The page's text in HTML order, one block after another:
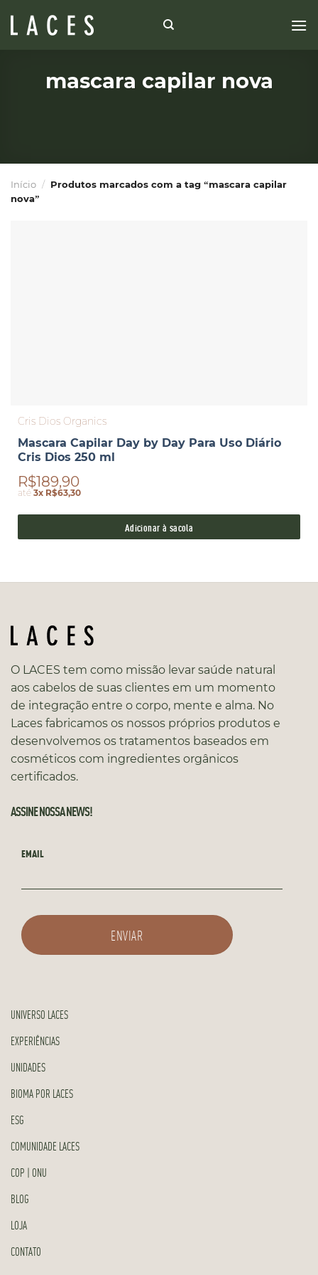
mascara capilar nova
Início /
Produtos marcados com a tag “mascara capilar
nova”
Cris Dios Organics
Mascara Capilar Day by Day Para Uso Diário
Cris Dios 250 ml
R$189,90
até3x R$63,30
Adicionar à sacola
O LACES tem como missão levar saúde natural
aos cabelos de suas clientes em um momento
de integração entre o corpo, mente e alma. No
Laces fabricamos os nossos próprios produtos e
desenvolvemos os tratamentos baseados em
cosméticos com ingredientes orgânicos
certificados.
ASSINE NOSSA NEWS!
EMAIL
UNIVERSO LACES
EXPERIÊNCIAS
UNIDADES
BIOMA POR LACES
ESG
COMUNIDADE LACES
COP | ONU
BLOG
LOJA
CONTATO